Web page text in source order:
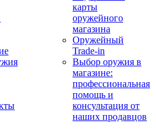
карты
оружейного
магазина
Оружейный
Trade-in
Выбор оружия в
магазине:
профессиональная
помощь и
консультация от
наших продавцов